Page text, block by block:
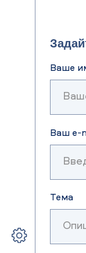
Ваше
Ваш e-
Тема